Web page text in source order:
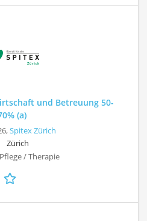
und Betreuung 50-
(a)
Spitex Zürich
Zürich
/ Therapie